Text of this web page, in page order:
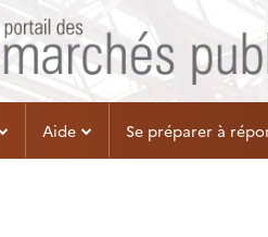
Aide Se préparer à